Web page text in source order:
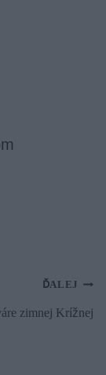
ĎALEJ
zimnej Krížnej